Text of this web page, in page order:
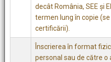
decât România, SEE şi
termen lung în copie
certificării).
Înscrierea în format
personal sau de către o